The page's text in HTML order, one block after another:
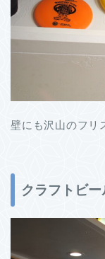
壁にも沢山のフリ
クラフトビ